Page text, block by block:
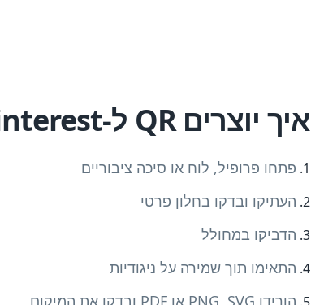
איך יוצרים QR ל‑Pinterest
פתחו פרופיל, לוח או סיכה ציבוריים
העתיקו ובדקו בחלון פרטי
הדביקו במחולל
התאימו תוך שמירה על ניגודיות
הורידו PNG, SVG או PDF ובדקו את המיקום